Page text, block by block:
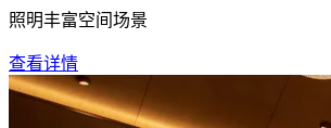
照明丰富空间场景
查看详情